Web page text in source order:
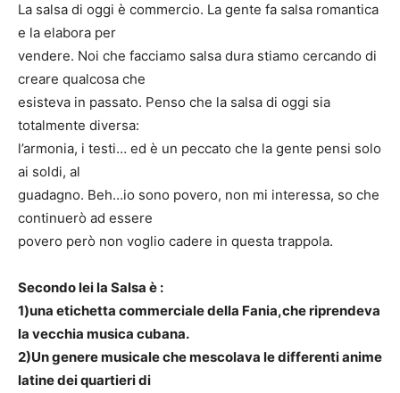
La salsa di oggi è commercio. La gente fa salsa romantica
e la elabora per
vendere. Noi che facciamo salsa dura stiamo cercando di
creare qualcosa che
esisteva in passato. Penso che la salsa di oggi sia
totalmente diversa:
l’armonia, i testi… ed è un peccato che la gente pensi solo
ai soldi, al
guadagno. Beh…io sono povero, non mi interessa, so che
continuerò ad essere
povero però non voglio cadere in questa trappola.
Secondo lei la Salsa è :
1)una etichetta commerciale della Fania,che riprendeva
la vecchia musica cubana.
2)Un genere musicale che mescolava le differenti anime
latine dei quartieri di